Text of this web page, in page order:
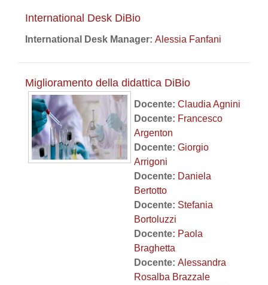
International Desk DiBio
International Desk Manager: Alessia Fanfani
Miglioramento della didattica DiBio
Docente: Claudia Agnini
Docente: Francesco
Argenton
Docente: Giorgio
Arrigoni
Docente: Daniela
Bertotto
Docente: Stefania
Bortoluzzi
Docente: Paola
Braghetta
Docente: Alessandra
Rosalba Brazzale